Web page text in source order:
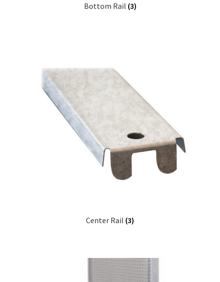
Bottom Rail (3)
Center Rail (3)